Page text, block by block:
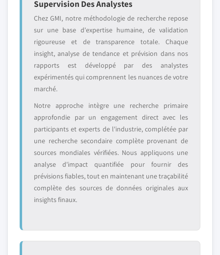
Supervision Des Analystes
Chez GMI, notre méthodologie de recherche repose
sur une base d'expertise humaine, de validation
rigoureuse et de transparence totale. Chaque
insight, analyse de tendance et prévision dans nos
rapports est développé par des analystes
expérimentés qui comprennent les nuances de votre
marché.
Notre approche intègre une recherche primaire
approfondie par un engagement direct avec les
participants et experts de l'industrie, complétée par
une recherche secondaire complète provenant de
sources mondiales vérifiées. Nous appliquons une
analyse d'impact quantifiée pour fournir des
prévisions fiables, tout en maintenant une traçabilité
complète des sources de données originales aux
insights finaux.